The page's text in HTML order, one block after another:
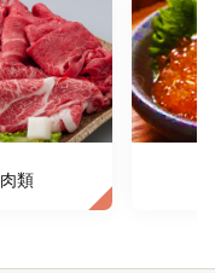
肉類